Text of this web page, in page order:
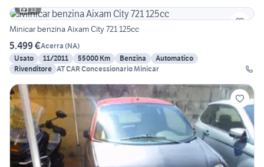
13
Minicar benzina Aixam City 721 125cc
5.499 €Acerra (NA)
Usato
11/2011 55000 Km Benzina
Automatico
Rivenditore AT CAR Concessionario Minicar